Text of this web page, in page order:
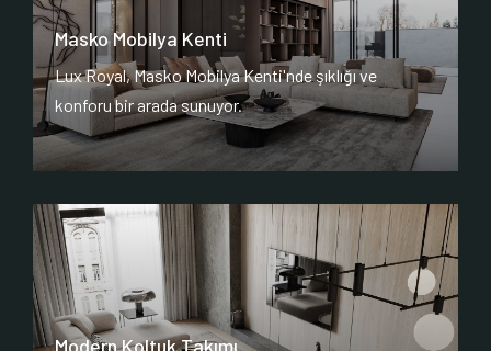
Masko Mobilya Kenti
Lux Royal, Masko Mobilya Kenti'nde şıklığı ve
konforu bir arada sunuyor.
Modern Koltuk Takımı